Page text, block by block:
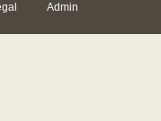
Admin